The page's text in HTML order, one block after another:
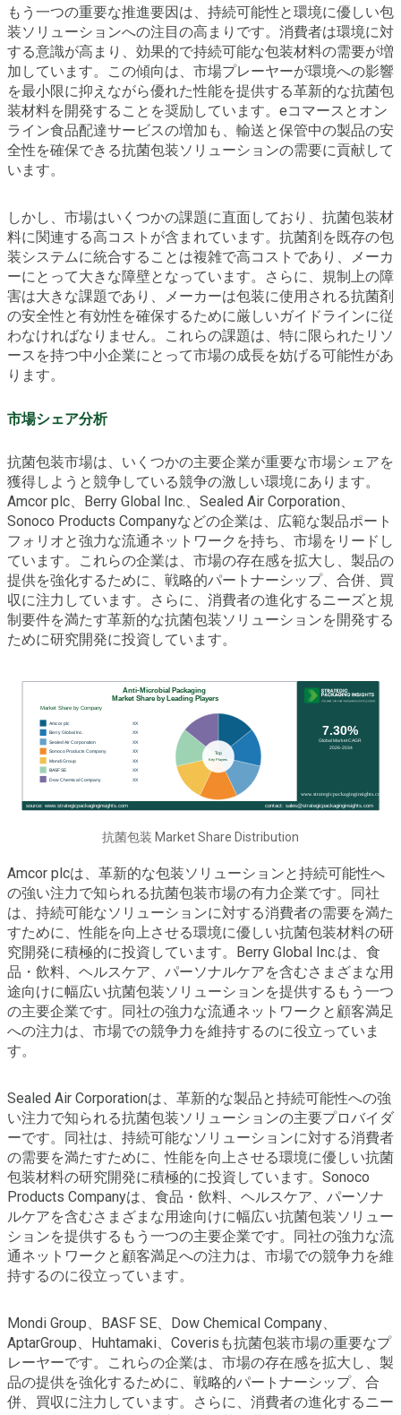
もう一つの重要な推進要因は、持続可能性と環境に優しい包
装ソリューションへの注目の高まりです。消費者は環境に対
する意識が高まり、効果的で持続可能な包装材料の需要が増
加しています。この傾向は、市場プレーヤーが環境への影響
を最小限に抑えながら優れた性能を提供する革新的な抗菌包
装材料を開発することを奨励しています。eコマースとオン
ライン食品配達サービスの増加も、輸送と保管中の製品の安
全性を確保できる抗菌包装ソリューションの需要に貢献して
います。
しかし、市場はいくつかの課題に直面しており、抗菌包装材
料に関連する高コストが含まれています。抗菌剤を既存の包
装システムに統合することは複雑で高コストであり、メーカ
ーにとって大きな障壁となっています。さらに、規制上の障
害は大きな課題であり、メーカーは包装に使用される抗菌剤
の安全性と有効性を確保するために厳しいガイドラインに従
わなければなりません。これらの課題は、特に限られたリソ
ースを持つ中小企業にとって市場の成長を妨げる可能性があ
ります。
市場シェア分析
抗菌包装市場は、いくつかの主要企業が重要な市場シェアを
獲得しようと競争している競争の激しい環境にあります。
Amcor plc、Berry Global Inc.、Sealed Air Corporation、
Sonoco Products Companyなどの企業は、広範な製品ポート
フォリオと強力な流通ネットワークを持ち、市場をリードし
ています。これらの企業は、市場の存在感を拡大し、製品の
提供を強化するために、戦略的パートナーシップ、合併、買
収に注力しています。さらに、消費者の進化するニーズと規
制要件を満たす革新的な抗菌包装ソリューションを開発する
ために研究開発に投資しています。
抗菌包装 Market Share Distribution
Amcor plcは、革新的な包装ソリューションと持続可能性へ
の強い注力で知られる抗菌包装市場の有力企業です。同社
は、持続可能なソリューションに対する消費者の需要を満た
すために、性能を向上させる環境に優しい抗菌包装材料の研
究開発に積極的に投資しています。Berry Global Inc.は、食
品・飲料、ヘルスケア、パーソナルケアを含むさまざまな用
途向けに幅広い抗菌包装ソリューションを提供するもう一つ
の主要企業です。同社の強力な流通ネットワークと顧客満足
への注力は、市場での競争力を維持するのに役立っていま
す。
Sealed Air Corporationは、革新的な製品と持続可能性への強
い注力で知られる抗菌包装ソリューションの主要プロバイダ
ーです。同社は、持続可能なソリューションに対する消費者
の需要を満たすために、性能を向上させる環境に優しい抗菌
包装材料の研究開発に積極的に投資しています。Sonoco
Products Companyは、食品・飲料、ヘルスケア、パーソナ
ルケアを含むさまざまな用途向けに幅広い抗菌包装ソリュー
ションを提供するもう一つの主要企業です。同社の強力な流
通ネットワークと顧客満足への注力は、市場での競争力を維
持するのに役立っています。
Mondi Group、BASF SE、Dow Chemical Company、
AptarGroup、Huhtamaki、Coverisも抗菌包装市場の重要なプ
レーヤーです。これらの企業は、市場の存在感を拡大し、製
品の提供を強化するために、戦略的パートナーシップ、合
併、買収に注力しています。さらに、消費者の進化するニー